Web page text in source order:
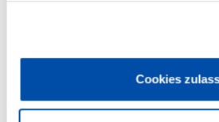
Cookies
Manöver oder gleichartige Übungen
§ 5
Unberührt von den Verboten des § 4
der Jagdschutz und die